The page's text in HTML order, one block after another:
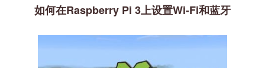
如何在Raspberry Pi 3上设置Wi-Fi和蓝牙